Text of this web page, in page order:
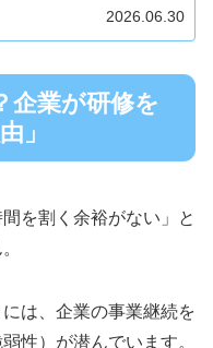
2026.06.30
企業が研修を
」
を割く余裕がない」と
は、企業の事業継続を
性）が潜んでいます。